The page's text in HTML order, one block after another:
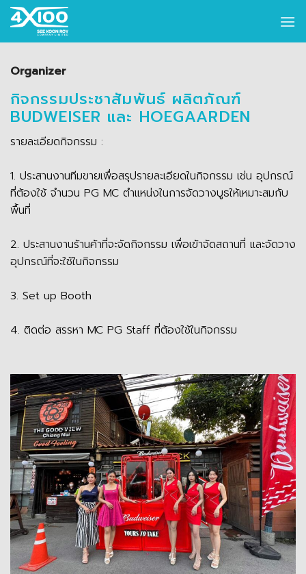
Skip
to
content
Organizer
กิจกรรมประชาสัมพันธ์ ผลิตภัณฑ์
BUDWEISER และ HOEGAARDEN
รายละเอียดกิจกรรม :
1. ประสานงานทีมขายเพื่อสรุปรายละเอียดในกิจกรรม เช่น อุปกรณ์
ที่ต้องใช้ จำนวน PG MC ตำแหน่งในการจัดวางบูธให้เหมาะสมกับ
พื้นที่
2. ประสานงานร้านค้าที่จะจัดกิจกรรม เพื่อเข้าจัดสถานที่ และจัดวาง
อุปกรณ์ที่จะใช้ในกิจกรรม
3. Set up Booth
4. ติดต่อ สรรหา MC PG Staff ที่ต้องใช้ในกิจกรรม